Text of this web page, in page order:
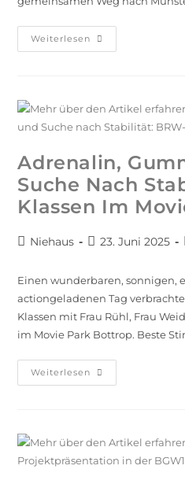
Weiterlesen
Adrenalin,
Suche Nach
Klassen Im
Niehaus 23. Juni 2025
Einen wunderbaren, sonnigen,
actiongeladenen Tag
Klassen mit Frau Rühl, Frau
im Movie Park Bottrop. Beste
Weiterlesen